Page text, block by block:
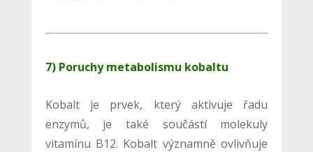
7) Poruchy metabolismu kobaltu
Kobalt je prvek, který aktivuje řadu
enzymů, je také součástí molekuly
vitamínu B12. Kobalt významně ovlivňuje